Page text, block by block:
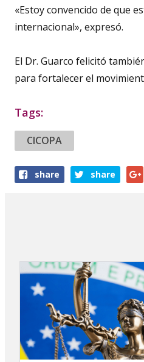
«Estoy convencido de que
internacional», expresó.
El Dr. Guarco felicitó
para fortalecer el
Tags:
CICOPA
Shareshare share